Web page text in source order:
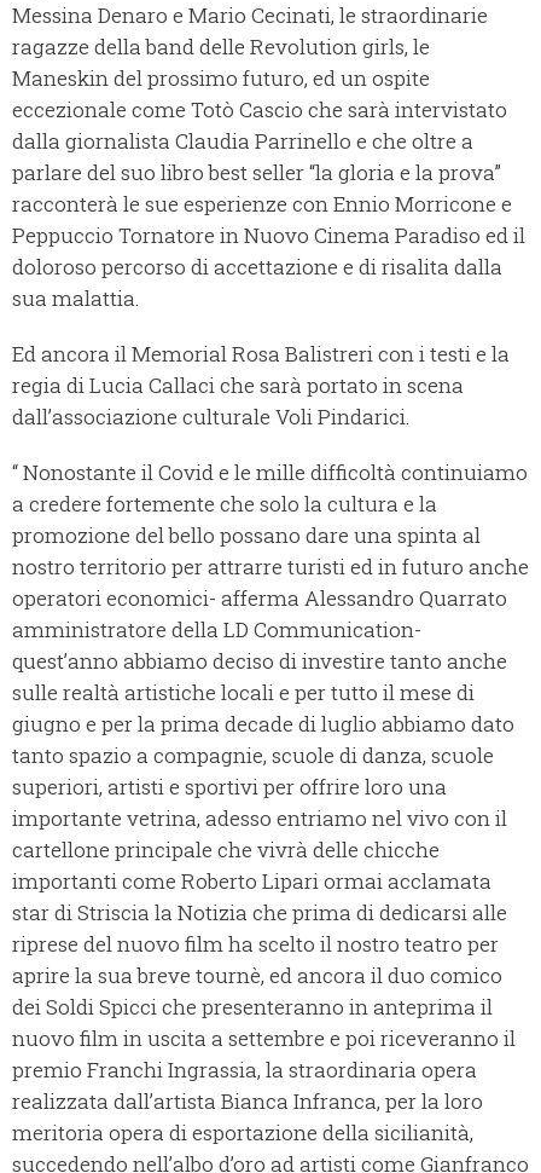
Messina Denaro e Mario Cecinati, le straordinarie
ragazze della band delle Revolution girls, le
Maneskin del prossimo futuro, ed un ospite
eccezionale come Totò Cascio che sarà intervistato
dalla giornalista Claudia Parrinello e che oltre a
parlare del suo libro best seller “la gloria e la prova”
racconterà le sue esperienze con Ennio Morricone e
Peppuccio Tornatore in Nuovo Cinema Paradiso ed il
doloroso percorso di accettazione e di risalita dalla
sua malattia.
Ed ancora il Memorial Rosa Balistreri con i testi e la
regia di Lucia Callaci che sarà portato in scena
dall’associazione culturale Voli Pindarici.
“ Nonostante il Covid e le mille difficoltà continuiamo
a credere fortemente che solo la cultura e la
promozione del bello possano dare una spinta al
nostro territorio per attrarre turisti ed in futuro anche
operatori economici- afferma Alessandro Quarrato
amministratore della LD Communication-
quest’anno abbiamo deciso di investire tanto anche
sulle realtà artistiche locali e per tutto il mese di
giugno e per la prima decade di luglio abbiamo dato
tanto spazio a compagnie, scuole di danza, scuole
superiori, artisti e sportivi per offrire loro una
importante vetrina, adesso entriamo nel vivo con il
cartellone principale che vivrà delle chicche
importanti come Roberto Lipari ormai acclamata
star di Striscia la Notizia che prima di dedicarsi alle
riprese del nuovo film ha scelto il nostro teatro per
aprire la sua breve tournè, ed ancora il duo comico
dei Soldi Spicci che presenteranno in anteprima il
nuovo film in uscita a settembre e poi riceveranno il
premio Franchi Ingrassia, la straordinaria opera
realizzata dall’artista Bianca Infranca, per la loro
meritoria opera di esportazione della sicilianità,
succedendo nell’albo d’oro ad artisti come Gianfranco